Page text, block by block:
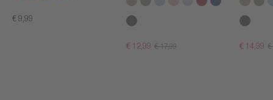
€ 9,99
€ 12,99 € 17,99 € 14,99